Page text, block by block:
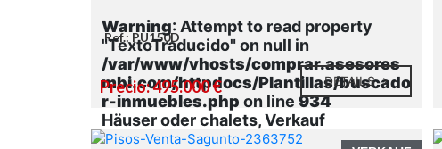
Warning: Attempt to read property
"TextoTraducido" on null in
/var/www/vhosts/comprar.asesores
mbi.com/httpdocs/Plantillas/buscado
r-inmuebles.php on line 934
Häuser oder chalets, Verkauf
Ref.: PU150D
Precio: 495.000 € DETAILS